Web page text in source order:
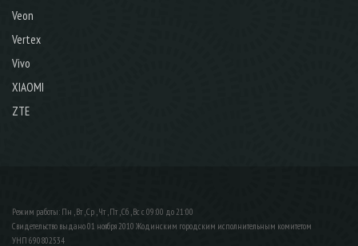
Veon
Vertex
Vivo
XIAOMI
ZTE
Режим работы: Пн , Вт , Ср , Чт , Пт , Сб , Вс c 09:00 до 21:00
Свидетельство выдано 01 ноября 2010 Жодинским городским исполнительным комитетом
УНП 690802534